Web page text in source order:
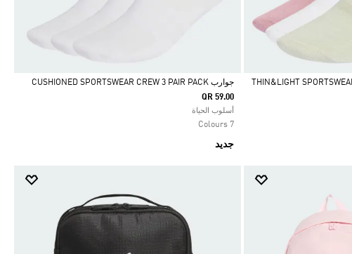
Selected
جوارب CUSHIONED SPORTSWEAR CREW 3 PAIR PACK‏
QR 59.00
أسلوب الحياة
7 Colours
جديد